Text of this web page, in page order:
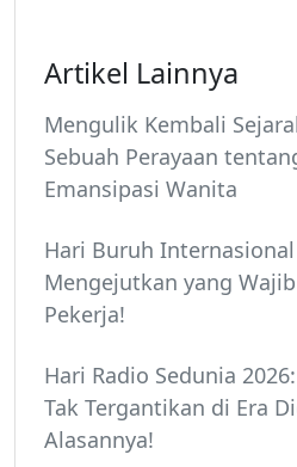
Artikel Lainnya
Mengulik Kembali
Sebuah Perayaan
Emansipasi Wanita
Hari Buruh Internasional
Mengejutkan yang
Pekerja!
Hari Radio Sedunia
Tak Tergantikan di Era
Alasannya!